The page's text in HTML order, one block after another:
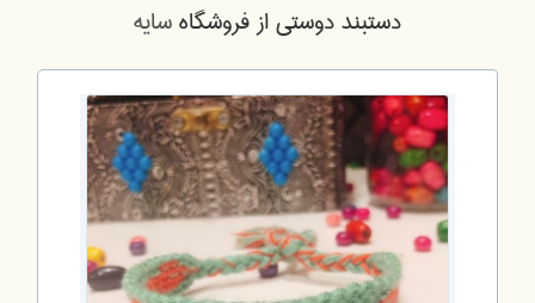
دستبند دوستیاز فروشگاهسایه